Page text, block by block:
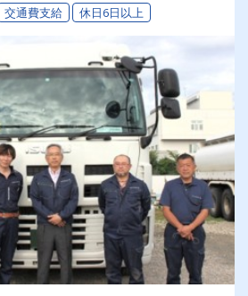
交通費支給 休日6日以上